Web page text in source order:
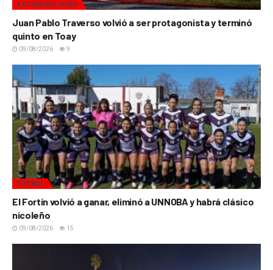
AUTOMOVILISMO
Juan Pablo Traverso volvió a ser protagonista y terminó
quinto en Toay
09/08/2026 9
FÚTBOL
El Fortín volvió a ganar, eliminó a UNNOBA y habrá clásico
nicoleño
09/08/2026 15